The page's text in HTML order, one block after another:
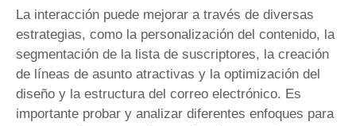
La interacción puede mejorar a través de diversas
estrategias, como la personalización del contenido, la
segmentación de la lista de suscriptores, la creación
de líneas de asunto atractivas y la optimización del
diseño y la estructura del correo electrónico. Es
importante probar y analizar diferentes enfoques para